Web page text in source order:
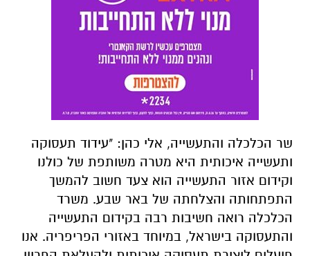
שר הכלכלה והתעשייה, אלי כהן: "עידוד תעסוקה
ותעשייה איכותית היא מטרה משותפת של כולנו
וקידום אזור התעשייה הוא צעד חשוב להמשך
התפתחותה והצלחתה של באר שבע. משרד
הכלכלה רואה חשיבות רבה בקידום התעשייה
והתעסוקה בישראל, במיוחד באזורי הפריפריה. אנו